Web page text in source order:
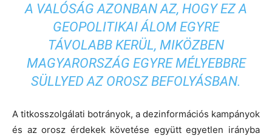
A VALÓSÁG AZONBAN AZ, HOGY EZ A
GEOPOLITIKAI ÁLOM EGYRE
TÁVOLABB KERÜL, MIKÖZBEN
MAGYARORSZÁG EGYRE MÉLYEBBRE
SÜLLYED AZ OROSZ BEFOLYÁSBAN.
A titkosszolgálati botrányok, a dezinformációs kampányok
és az orosz érdekek követése együtt egyetlen irányba